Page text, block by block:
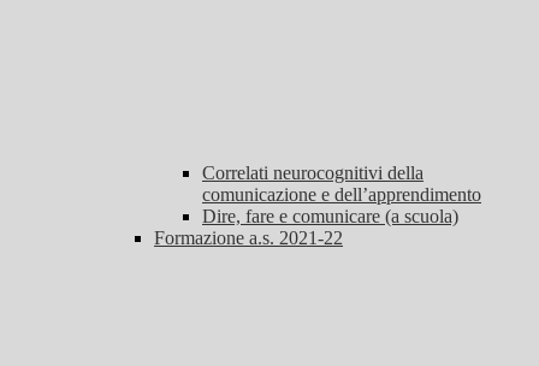
Correlati neurocognitivi della
comunicazione e dell’apprendimento
Dire, fare e comunicare (a scuola)
Formazione a.s. 2021-22